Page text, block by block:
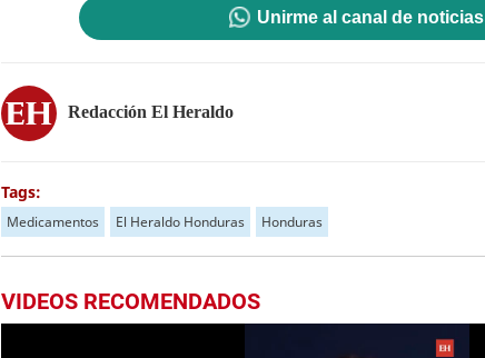
Unirme al canal de noticias
Redacción El Heraldo
Tags:
Medicamentos El Heraldo Honduras Honduras
VIDEOS RECOMENDADOS